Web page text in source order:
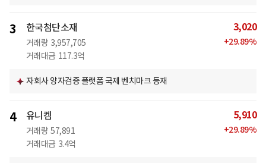
3 한국첨단소재
거래량 3,957,705
거래대금 117.3억
3,020
+29.89%
자회사 양자검증 플랫폼 국제 벤치마크 등재
4 유니켐
거래량 57,891
거래대금 3.4억
5,910
+29.89%